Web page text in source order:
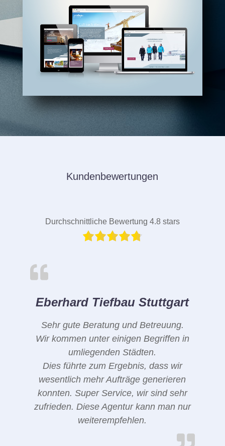
Kundenbewertungen
Durchschnittliche Bewertung 4.8 stars
Eberhard Tiefbau Stuttgart
Sehr gute Beratung und Betreuung.
Wir kommen unter einigen Begriffen in
umliegenden Städten.
Dies führte zum Ergebnis, dass wir
wesentlich mehr Aufträge generieren
konnten. Super Service, wir sind sehr
zufrieden. Diese Agentur kann man nur
weiterempfehlen.